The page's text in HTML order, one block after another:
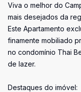
Viva o melhor do
mais desejados da
Este Apartamento
finamente mobiliado
no condomínio Thai
de lazer.
Destaques do imóvel: